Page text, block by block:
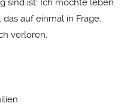
sind ist: Ich möchte leben.
auf einmal in Frage.
verloren.